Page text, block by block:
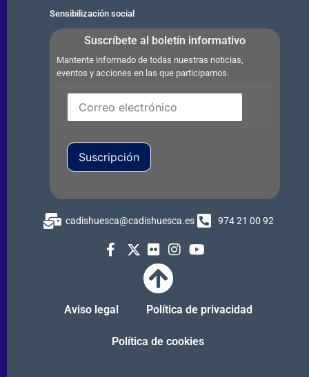
Sensibilización social
Suscríbete al boletín informativo
Mantente informado de todas nuestras noticias,
eventos y acciones en las que participamos.
Suscripción
cadishuesca@cadishuesca.es 974 21 00 92
Aviso legal Política de privacidad
Política de cookies